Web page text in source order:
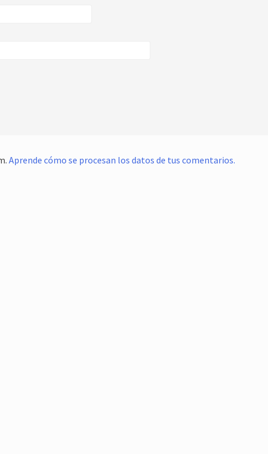
Aprende cómo se procesan los datos de tus comentarios.